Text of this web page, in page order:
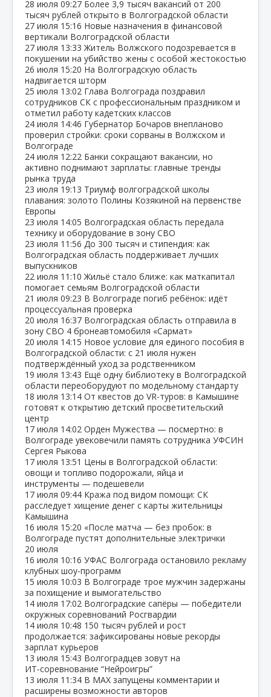
28 июля 09:27 Более 3,9 тысяч вакансий от 200
тысяч рублей открыто в Волгоградской области
27 июля 15:16 Новые назначения в финансовой
вертикали Волгоградской области
27 июля 13:33 Житель Волжского подозревается в
покушении на убийство жены с особой жестокостью
26 июля 15:20 На Волгоградскую область
надвигается шторм
25 июля 13:02 Глава Волгограда поздравил
сотрудников СК с профессиональным праздником и
отметил работу кадетских классов
24 июля 14:46 Губернатор Бочаров внепланово
проверил стройки: сроки сорваны в Волжском и
Волгограде
24 июля 12:22 Банки сокращают вакансии, но
активно поднимают зарплаты: главные тренды
рынка труда
23 июля 19:13 Триумф волгоградской школы
плавания: золото Полины Козякиной на первенстве
Европы
23 июля 14:05 Волгоградская область передала
технику и оборудование в зону СВО
23 июля 11:56 До 300 тысяч и стипендия: как
Волгоградская область поддерживает лучших
выпускников
22 июля 11:10 Жильё стало ближе: как маткапитал
помогает семьям Волгоградской области
21 июля 09:23 В Волгограде погиб ребёнок: идёт
процессуальная проверка
20 июля 16:37 Волгоградская область отправила в
зону СВО 4 бронеавтомобиля «Сармат»
20 июля 14:15 Новое условие для единого пособия в
Волгоградской области: с 21 июля нужен
подтверждённый уход за родственником
19 июля 13:43 Ещё одну библиотеку в Волгоградской
области переоборудуют по модельному стандарту
18 июля 13:14 От квестов до VR‑туров: в Камышине
готовят к открытию детский просветительский
центр
17 июля 14:02 Орден Мужества — посмертно: в
Волгограде увековечили память сотрудника УФСИН
Сергея Рыкова
17 июля 13:51 Цены в Волгоградской области:
овощи и топливо подорожали, яйца и
инструменты — подешевели
17 июля 09:44 Кража под видом помощи: СК
расследует хищение денег с карты жительницы
Камышина
16 июля 15:20 «После матча — без пробок: в
Волгограде пустят дополнительные электрички
20 июля
16 июля 10:16 УФАС Волгограда остановило рекламу
клубных шоу‑программ
15 июля 10:03 В Волгограде трое мужчин задержаны
за похищение и вымогательство
14 июля 17:02 Волгоградские сапёры — победители
окружных соревнований Росгвардии
14 июля 10:48 150 тысяч рублей и рост
продолжается: зафиксированы новые рекорды
зарплат курьеров
13 июля 15:43 Волгоградцев зовут на
ИТ‑соревнование “Нейроигры”
13 июля 11:34 В МАХ запущены комментарии и
расширены возможности авторов